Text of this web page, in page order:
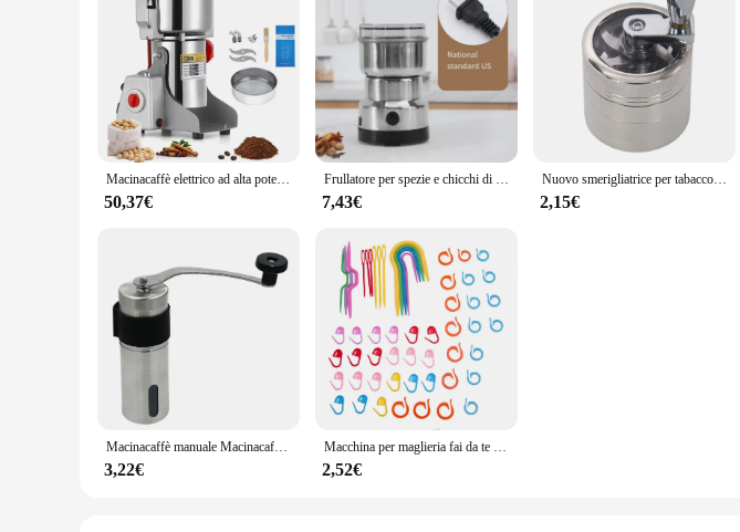
Macinacaffè elettrico ad alta potenza da cucina cereali noci fagioli spezie grani smerigliatrice macchina macinacaffè domestico multifunzionale
50,37€
Frullatore per spezie e chicchi di noci, cucina, lama per tagliare il caffè multifunzionale, smerigliatrice per cereali, macinacaffè elettrico domestico
7,43€
Nuovo smerigliatrice per tabacco a 4 strati 40MM manuale in metallo in lega di zinco mulino per erbe frantoio per spezie smerigliatrice per fumo frantoio a manovella
2,15€
Macinacaffè manuale Macinacaffè portatile Mini acciaio inossidabile Facile fatto a mano Mulino schiumogeno Accessori da cucina Strumento
3,22€
Macchina per maglieria fai da te tessere a mano strumenti per uncinetto macchina per maglieria abbellire il braccialetto artigianale fai da te maglieria bobina Knitter
2,52€